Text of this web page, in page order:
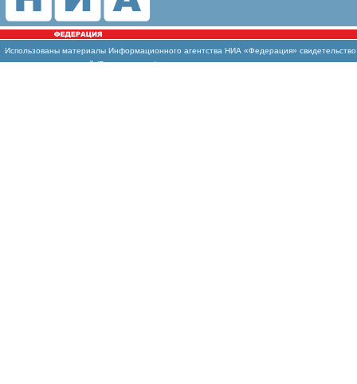
Использованы материалы Информационного агентства НИА «Федерация»
массовых коммуникаций (Роскомнадзор)